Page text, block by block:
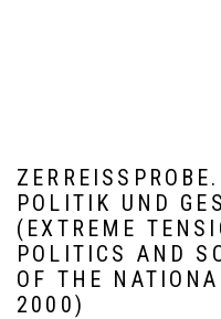
ZERREISSPROBE.
OLITIK UND
EXTREME
OLITICS AND
F THE
000)